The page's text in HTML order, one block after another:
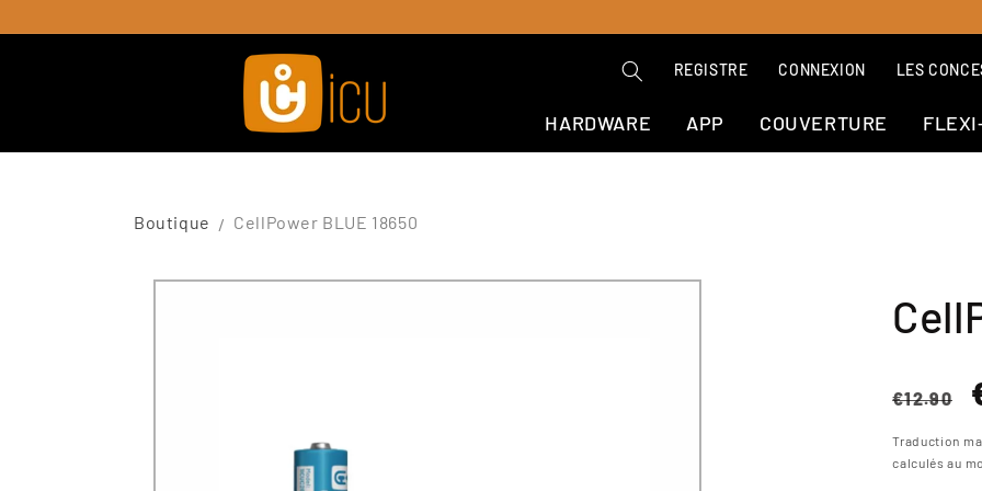
content
REGISTRE CONNEXION LES
HARDWARE APP COUVERTURE
Boutique CellPower BLUE 18650
Prix
€12.90
Traduction
calculés au